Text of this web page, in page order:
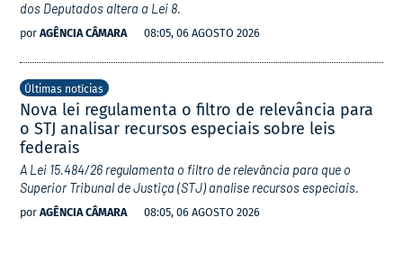
dos Deputados altera a Lei 8.
por AGÊNCIA CÂMARA 08:05, 06 AGOSTO 2026
Últimas notícias
Nova lei regulamenta o filtro de relevância para
o STJ analisar recursos especiais sobre leis
federais
A Lei 15.484/26 regulamenta o filtro de relevância para que o
Superior Tribunal de Justiça (STJ) analise recursos especiais.
por AGÊNCIA CÂMARA 08:05, 06 AGOSTO 2026